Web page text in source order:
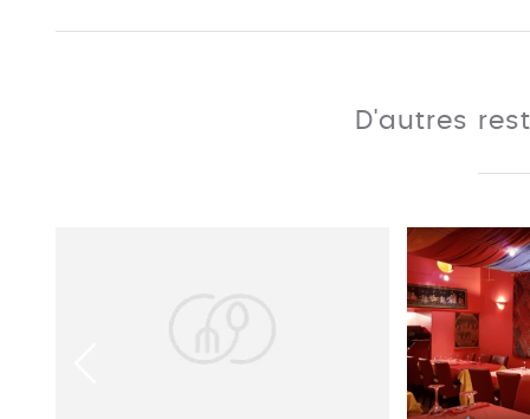
D'autres